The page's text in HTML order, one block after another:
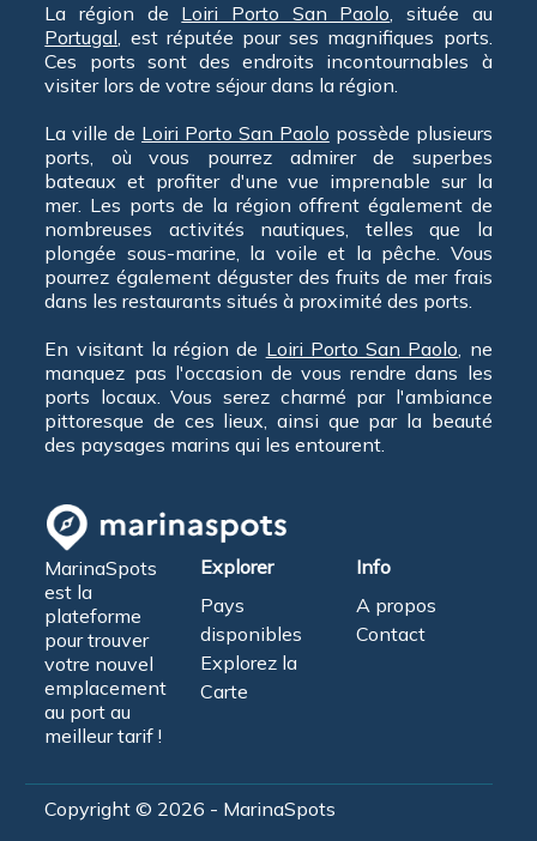
La région de Loiri Porto San Paolo, située au
Portugal, est réputée pour ses magnifiques ports.
Ces ports sont des endroits incontournables à
visiter lors de votre séjour dans la région.
La ville de Loiri Porto San Paolo possède plusieurs
ports, où vous pourrez admirer de superbes
bateaux et profiter d'une vue imprenable sur la
mer. Les ports de la région offrent également de
nombreuses activités nautiques, telles que la
plongée sous-marine, la voile et la pêche. Vous
pourrez également déguster des fruits de mer frais
dans les restaurants situés à proximité des ports.
En visitant la région de Loiri Porto San Paolo, ne
manquez pas l'occasion de vous rendre dans les
ports locaux. Vous serez charmé par l'ambiance
pittoresque de ces lieux, ainsi que par la beauté
des paysages marins qui les entourent.
MarinaSpots
est la
plateforme
pour trouver
votre nouvel
emplacement
au port au
meilleur tarif !
Explorer
Pays
disponibles
Explorez la
Carte
Info
A propos
Contact
Copyright © 2026 - MarinaSpots